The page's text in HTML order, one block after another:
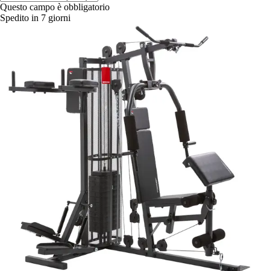
Questo campo è obbligatorio
Spedito in 7 giorni